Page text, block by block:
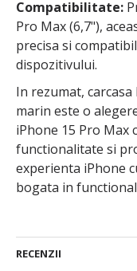
Compatibilitate:
Pro Max (6,7"),
precisa si
dispozitivului.
In rezumat,
marin este o
iPhone 15 Pro Max
functionalitate si
experienta iPhone
bogata in
RECENZII